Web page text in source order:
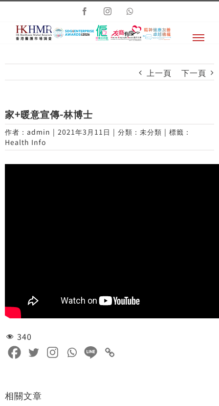
Skip
content
FacebookInstagram
上一頁 下一頁
家+暖意宣傳-林博士
作者： admin | 2021年3月11日 | 分類：未分類 | 標籤：
Health Info
340
相關文章